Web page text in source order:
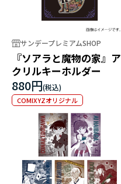
サンデープレミアムSHOP
『ソアラと魔物の家』ア
クリルキーホルダー
880円
COMIXYZオリジナル